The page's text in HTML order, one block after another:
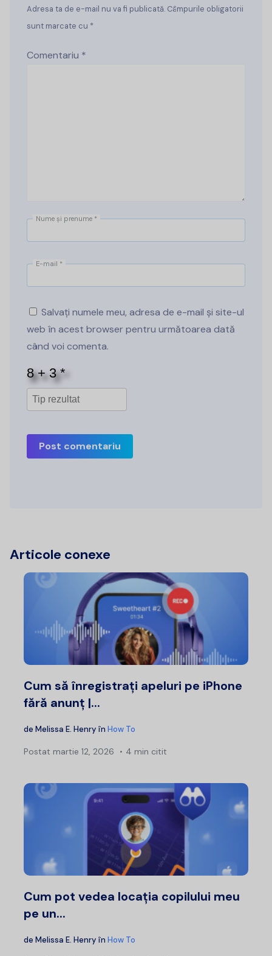
Adresa ta de e-mail nu va fi publicată. Câmpurile obligatorii
sunt marcate cu *
Comentariu *
Nume și prenume *
E-mail *
Salvați numele meu, adresa de e-mail și site-ul
web în acest browser pentru următoarea dată
când voi comenta.
Post comentariu
Articole conexe
Cum să înregistrați apeluri pe iPhone
fără anunț |...
de Melissa E. Henry în How To
Postat martie 12, 2026 4 min citit
Cum pot vedea locația copilului meu
pe un...
de Melissa E. Henry în How To